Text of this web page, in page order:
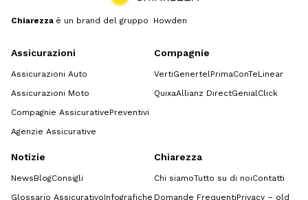
Chiarezza è un brand del gruppo Howden
Assicurazioni
Assicurazioni Auto
Assicurazioni Moto
Compagnie AssicurativePreventivi
Agenzie Assicurative
Compagnie
VertiGenertel PrimaConTeLinear
QuixaAllianz DirectGenialClick
Notizie
NewsBlogConsigli
Glossario AssicurativoInfografiche
Chiarezza
Chi siamoTutto su di noiContatti
Domande FrequentiPrivacy – old